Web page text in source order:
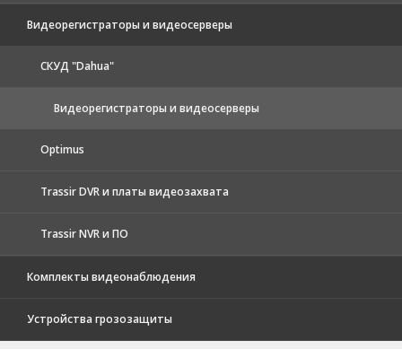
Видеорегистраторы и видеосерверы
CКУД "Dahua"
Видеорегистраторы и видеосерверы
Optimus
Trassir DVR и платы видеозахвата
Trassir NVR и ПО
Комплекты видеонаблюдения
Устройства грозозащиты